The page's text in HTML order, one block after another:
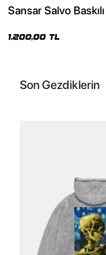
Sansar Salvo
1.200,00 TL
Son Gezdiklerin